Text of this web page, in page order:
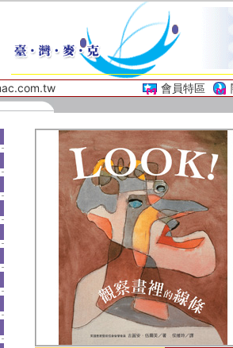
會員特區